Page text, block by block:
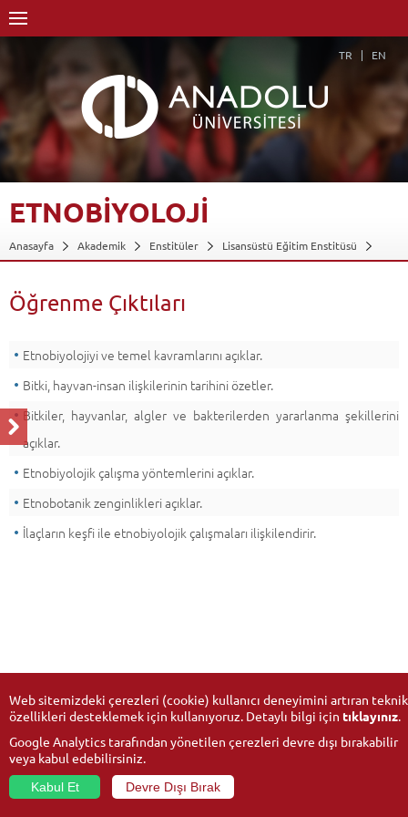
TR EN
ETNOBİYOLOJİ
Anasayfa Akademik Enstitüler
Lisansüstü Eğitim Enstitüsü
Farmasötik Botanik Anabilim Dalı-Tezli YL
Etnobiyoloji
Öğrenme Çıktıları
Öğrenme Çıktıları
Etnobiyolojiyi ve temel kavramlarını açıklar.
Bitki, hayvan-insan ilişkilerinin tarihini özetler.
Bitkiler, hayvanlar, algler ve bakterilerden yararlanma şekillerini
açıklar.
Etnobiyolojik çalışma yöntemlerini açıklar.
Etnobotanik zenginlikleri açıklar.
İlaçların keşfi ile etnobiyolojik çalışmaları ilişkilendirir.
Web sitemizdeki çerezleri (cookie) kullanıcı deneyimini artıran teknik
özellikleri desteklemek için kullanıyoruz. Detaylı bilgi için tıklayınız.
Google Analytics tarafından yönetilen çerezleri devre dışı bırakabilir
veya kabul edebilirsiniz.
Kabul Et
Devre Dışı Bırak
© 2026Anadolu Üniversitesi- Tüm hakları saklıdır.